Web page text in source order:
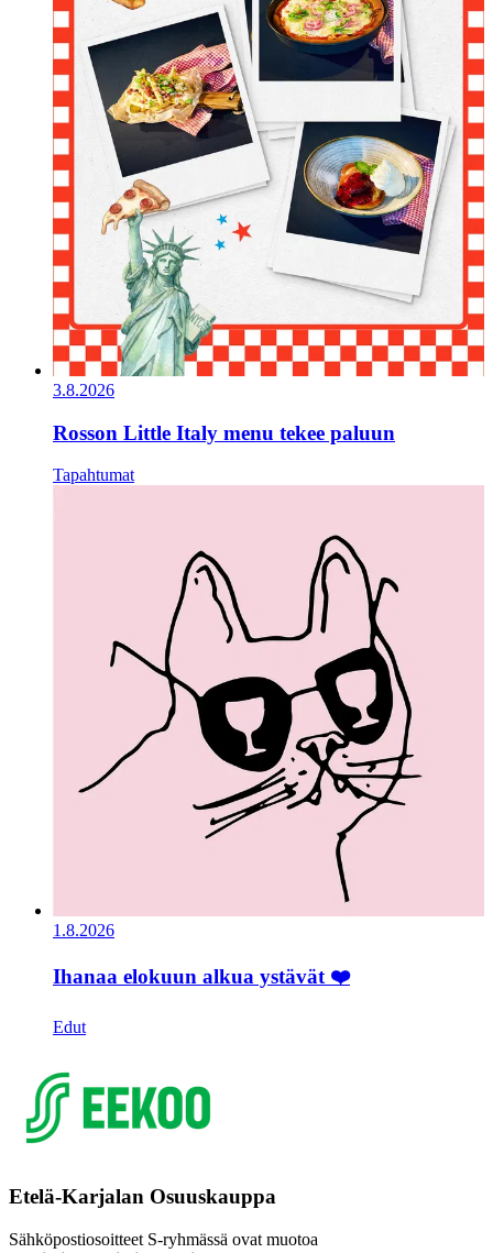
3.8.2026
Rosson Little Italy menu tekee paluun
Tapahtumat
1.8.2026
Ihanaa elokuun alkua ystävät ❤️
Edut
Etelä-Karjalan Osuuskauppa
Sähköpostiosoitteet S-ryhmässä ovat muotoa